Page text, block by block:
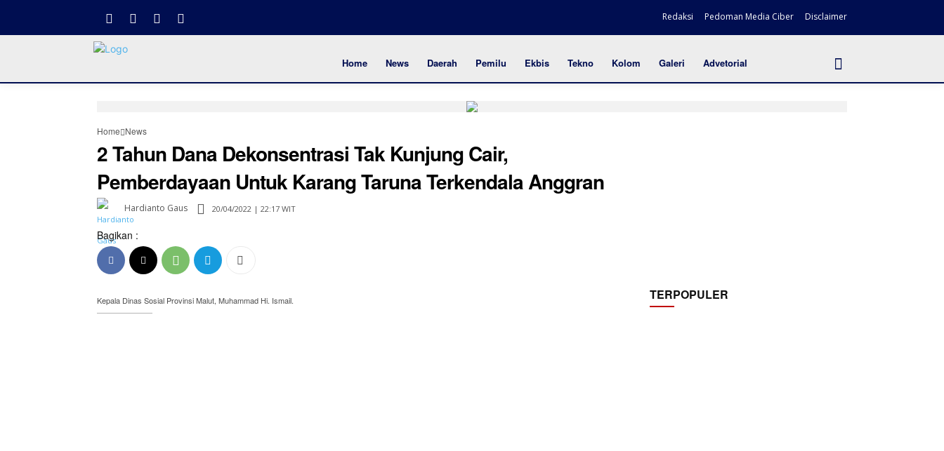
Redaksi Pedoman Media Ciber Disclaimer
Home News Daerah Pemilu Ekbis Tekno Kolom Galeri Advetorial
Home News
2 Tahun Dana Dekonsentrasi Tak Kunjung Cair,
Pemberdayaan Untuk Karang Taruna Terkendala Anggran
Hardianto Gaus 20/04/2022 | 22:17 WIT
Bagikan :
Kepala Dinas Sosial Provinsi Malut, Muhammad Hi. Ismail. TERPOPULER